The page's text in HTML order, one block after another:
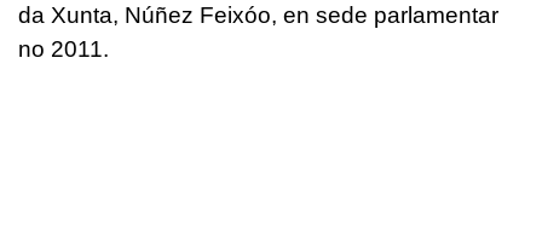
da Xunta, Núñez Feixóo, en sede parlamentar
no 2011.